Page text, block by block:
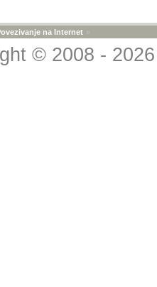
na Internet »
© 2008 -